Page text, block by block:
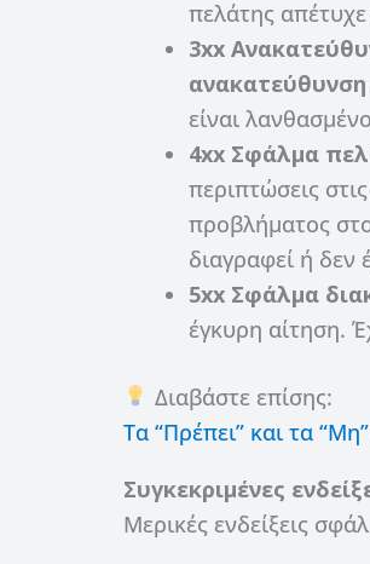
πελάτης
3xx
ανακατεύθυνση
είναι
4xx Σφάλμα
περιπτώσεις
προβλήματος
διαγραφεί ή δεν
5xx Σφάλμα
έγκυρη αίτηση.
Διαβάστε επίσης:
Τα “Πρέπει” και τα
Συγκεκριμένες
Μερικές ενδείξεις